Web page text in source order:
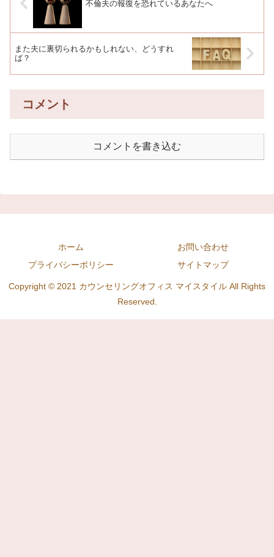
不倫夫の報復を恐れているあなたへ
また夫に裏切られるかもしれない、どうすれ
ば？
コメント
コメントを書き込む
ホーム
お問い合わせ
プライバシーポリシー
サイトマップ
Copyright © 2021 カウンセリングオフィス マイスタイル All Rights
Reserved.